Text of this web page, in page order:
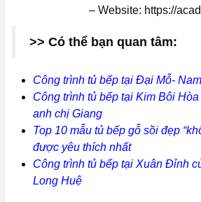
– Website: https://
>> Có thể bạn quan tâm:
Công trình tủ bếp tại Đại Mỗ-
Công trình tủ bếp tại Kim Bôi
anh chị Giang
Top 10 mẫu tủ bếp gỗ sồi đẹp
được yêu thích nhất
Công trình tủ bếp tại Xuân Đỉnh
Long Huệ